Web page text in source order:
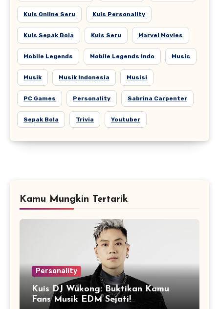
Kuis Online Seru Kuis Personality
Kuis Sepak Bola Kuis Seru Marvel Movies
Mobile Legends Mobile Legends Indo Music
Musik Musik Indonesia Musisi
PC Games Personality Sabrina Carpenter
Sepak Bola Trivia Youtuber
Kamu Mungkin Tertarik
Personality
Kuis DJ Wukong: Buktikan Kamu
Fans Musik EDM Sejati!